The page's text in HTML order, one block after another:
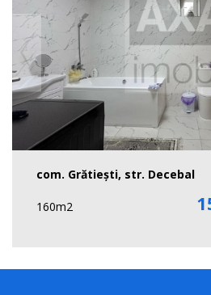
com. Grătieşti, str. Decebal
160m2